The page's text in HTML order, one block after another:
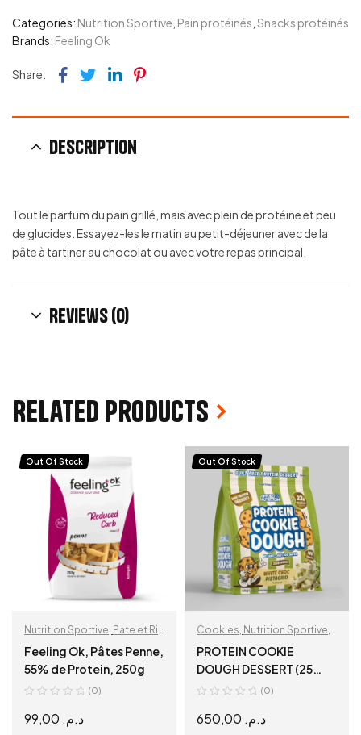
Categories: Nutrition Sportive Pain protéinés Snacks protéinés
Brands: Feeling Ok
Share: Facebook
TwitterLinkedin
Pinterest
Description
Tout le parfum du pain grillé, mais avec plein de protéine et peu
de glucides. Essayez-les le matin au petit-déjeuner avec de la
pâte à tartiner au chocolat ou avec votre repas principal.
Reviews (0)
Related products
Out Of Stock
Nutrition Sportive, Pate et Riz
Protéiné
Feeling Ok, Pâtes Penne,
55% de Protein, 250g
(0)
د.م.
Out Of Stock
Cookies, Nutrition Sportive,
Protéine
PROTEIN COOKIE
DOUGH DESSERT (25
SERVINGS) (0)
د.م.